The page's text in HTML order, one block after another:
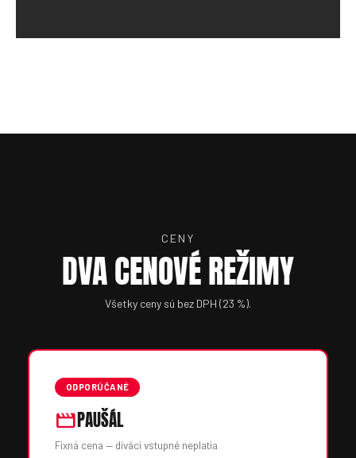
CENY
DVA CENOVÉ REŽIMY
Všetky ceny sú bez DPH (23 %).
ODPORÚČANÉ
moviePAUŠÁL
Fixná cena — diváci vstupné neplatia